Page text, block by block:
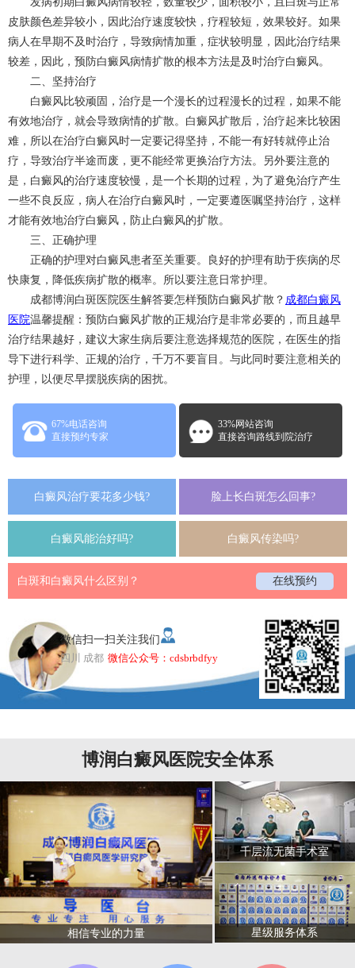
皮肤颜色差异较小，因此治疗速度较快，疗程较短，效果较好。如果
病人在早期不及时治疗，导致病情加重，症状较明显，因此治疗结果
较差，因此，预防白癜风病情扩散的根本方法是及时治疗白癜风。
二、坚持治疗
白癜风比较顽固，治疗是一个漫长的过程漫长的过程，如果不能
有效地治疗，就会导致病情的扩散。白癜风扩散后，治疗起来比较困
难，所以在治疗白癜风时一定要记得坚持，不能一有好转就停止治
疗，导致治疗半途而废，更不能经常更换治疗方法。另外要注意的
是，白癜风的治疗速度较慢，是一个长期的过程，为了避免治疗产生
一些不良反应，病人在治疗白癜风时，一定要遵医嘱坚持治疗，这样
才能有效地治疗白癜风，防止白癜风的扩散。
三、正确护理
正确的护理对白癜风患者至关重要。良好的护理有助于疾病的尽
快康复，降低疾病扩散的概率。所以要注意日常护理。
成都博润白斑医院医生解答要怎样预防白癜风扩散？ 成都白癜风
医院温馨提醒：预防白癜风扩散的正规治疗是非常必要的，而且越早
治疗结果越好，建议大家生病后要注意选择规范的医院，在医生的指
导下进行科学、正规的治疗，千万不要盲目。与此同时要注意相关的
护理，以便尽早摆脱疾病的困扰。
67%电话咨询
直接预约专家
33%网站咨询
直接咨询路线到院治疗
白癜风治疗要花多少钱? 脸上长白斑怎么回事?
白癜风能治好吗? 白癜风传染吗?
白斑和白癜风什么区别？ 在线预约
微信扫一扫关注我们
四川 成都 微信公众号：cdsbrbdfyy
博润白癜风医院安全体系
相信专业的力量
千层流无菌手术室
星级服务体系